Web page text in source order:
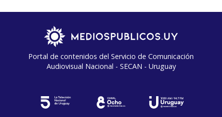
Portal de contenidos del Servicio de Comunicación
Audiovisual Nacional - SECAN - Uruguay